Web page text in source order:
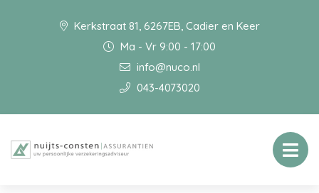
Kerkstraat 81, 6267EB, Cadier en Keer
Ma - Vr 9:00 - 17:00
info@nuco.nl
043-4073020